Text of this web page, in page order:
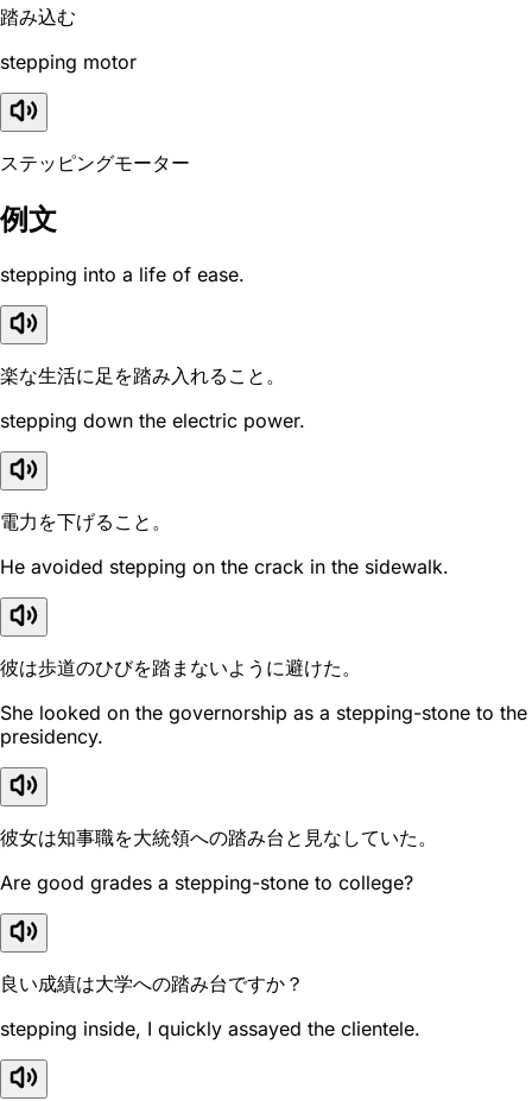
踏み込む
stepping motor
ステッピングモーター
例文
stepping into a life of ease.
楽な生活に足を踏み入れること。
stepping down the electric power.
電力を下げること。
He avoided stepping on the crack in the sidewalk.
彼は歩道のひびを踏まないように避けた。
She looked on the governorship as a stepping-stone to the
presidency.
彼女は知事職を大統領への踏み台と見なしていた。
Are good grades a stepping-stone to college?
良い成績は大学への踏み台ですか？
stepping inside, I quickly assayed the clientele.